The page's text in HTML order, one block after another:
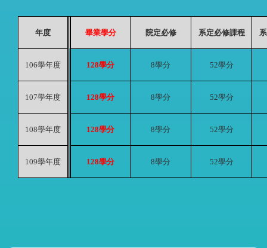
年度 畢業學分 院定必修 系定必修課程
106學年度 128學分 8學分 52學分
107學年度 128學分 8學分 52學分
108學年度 128學分 8學分 52學分
109學年度 128學分 8學分 52學分